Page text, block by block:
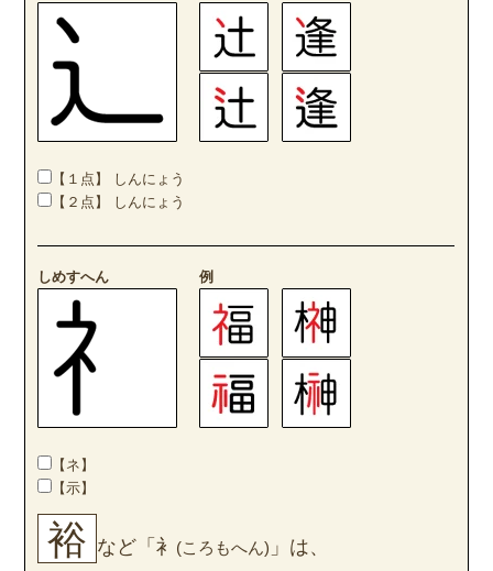
【１点】 しんにょう
【２点】 しんにょう
しめすへん 例
【ネ】
【示】
裕 など「衤 (ころもへん) 」は、